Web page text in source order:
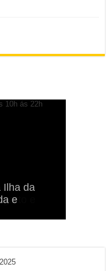
e
Ilha da
e
Musical
Lançam
Olhão:
Aventura e